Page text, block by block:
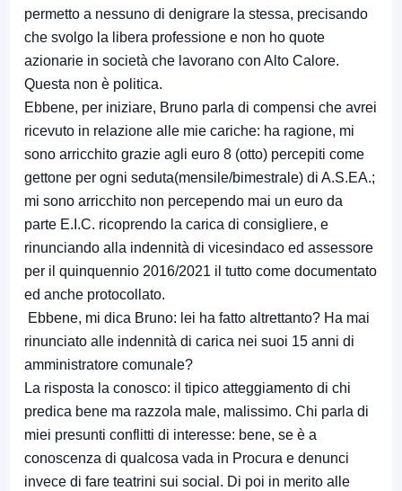
permetto a nessuno di denigrare la stessa, precisando
che svolgo la libera professione e non ho quote
azionarie in società che lavorano con Alto Calore.
Questa non è politica.
Ebbene, per iniziare, Bruno parla di compensi che avrei
ricevuto in relazione alle mie cariche: ha ragione, mi
sono arricchito grazie agli euro 8 (otto) percepiti come
gettone per ogni seduta(mensile/bimestrale) di A.S.EA.;
mi sono arricchito non percependo mai un euro da
parte E.I.C. ricoprendo la carica di consigliere, e
rinunciando alla indennità di vicesindaco ed assessore
per il quinquennio 2016/2021 il tutto come documentato
ed anche protocollato.
Ebbene, mi dica Bruno: lei ha fatto altrettanto? Ha mai
rinunciato alle indennità di carica nei suoi 15 anni di
amministratore comunale?
La risposta la conosco: il tipico atteggiamento di chi
predica bene ma razzola male, malissimo. Chi parla di
miei presunti conflitti di interesse: bene, se è a
conoscenza di qualcosa vada in Procura e denunci
invece di fare teatrini sui social. Di poi in merito alle